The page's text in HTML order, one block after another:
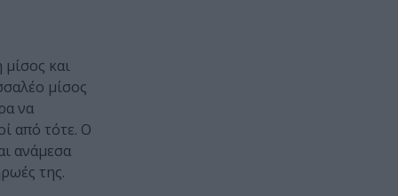
και
μίσος
να
από τότε. Ο
ανάμεσα
της.